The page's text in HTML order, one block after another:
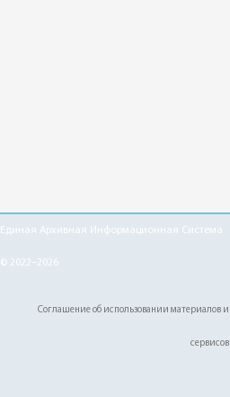
Единая Архивная Информационная Система
© 2022–2026
Соглашение об использовании материалов и
сервисов